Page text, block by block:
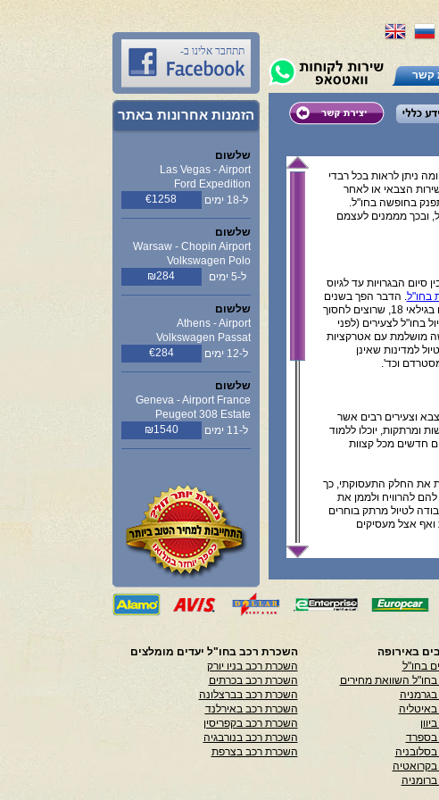
תתחבר אלינו ב-
הזמנות אחרונות באתר
שלשום
Las Vegas - Airport
Ford Expedition
€1258
ל-18 ימים
שלשום
Warsaw - Chopin Airport
Volkswagen Polo
₪284
ל-5 ימים
שלשום
Athens - Airport
Volkswagen Passat
€284
ל-12 ימים
שלשום
Geneva - Airport France
Peugeot 308 Estate
₪1540
ל-11 ימים
קשר
ניתן לראות בכל רבדי
הצבאי או לאחר
בחופשה בחו"ל.
ובכך מממנים לעצמם
סיום הבגרויות עד לגיוס
בחו"ל. הדבר הפך בשנים
האחרונות מתבקש ונפוץ עד מאוד בקרב אותם צעירים בגילאי 18, שרוצים לחסוך
בחו"ל לצעירים (לפני
מושלמת עם אטרקציות
למדינות שאינן
וכד'.
צבא וצעירים רבים אשר
ומרתקות, יוכלו ללמוד
חדשים מכל קצוות
את החלק התעסוקתי, כך
להרוויח ולממן את
לטיול מרתק בוחרים
ואף אצל מעסיקים
לוותר על אטרקציות
לעבוד ביעד ססגוני
במסיבות ענק
אירופה הקרובות.
אתם מעוניינים לעבוד
בדרום אמריקה או
טיול מסוג זה
כזה או אחר צריכה גם
באירופה
בחו"ל
השוואת מחירים
בספרד
השכרת רכב בחו"ל יעדים מומלצים
השכרת רכב בניו יורק
השכרת רכב בכרתים
השכרת רכב בברצלונה
השכרת רכב באירלנד
השכרת רכב בקפריסין
השכרת רכב בנורבגיה
השכרת רכב בצרפת